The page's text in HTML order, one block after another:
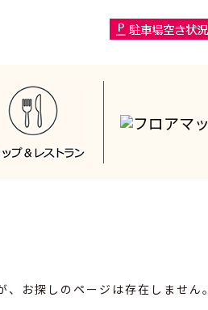
、お探しのページは存在しません。